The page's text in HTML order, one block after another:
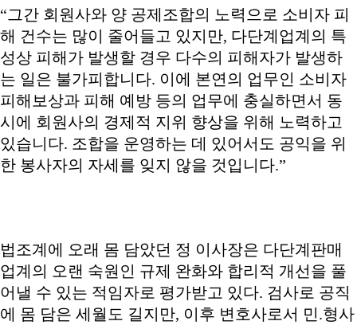
“그간 회원사와 양 공제조합의 노력으로 소비자 피
해 건수는 많이 줄어들고 있지만, 다단계업계의 특
성상 피해가 발생할 경우 다수의 피해자가 발생하
는 일은 불가피합니다. 이에 본연의 업무인 소비자
피해보상과 피해 예방 등의 업무에 충실하면서 동
시에 회원사의 경제적 지위 향상을 위해 노력하고
있습니다. 조합을 운영하는 데 있어서도 공익을 위
한 봉사자의 자세를 잊지 않을 것입니다.”
법조계에 오래 몸 담았던 정 이사장은 다단계판매
업계의 오랜 숙원인 규제 완화와 합리적 개선을 풀
어낼 수 있는 적임자로 평가받고 있다. 검사로 공직
에 몸 담은 세월도 길지만, 이후 변호사로서 민.형사